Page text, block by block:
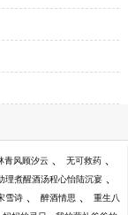
青风顾汐云 、 无可救药 、
理煮醒酒汤程心怡陆沉宴 、
雪诗 、 醉酒情思 、 重生八